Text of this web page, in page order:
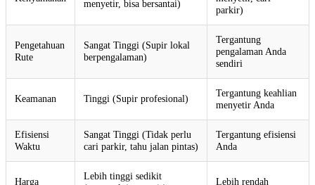
menyetir, bisa bersantai)
parkir)
Pengetahuan
Rute
Sangat Tinggi (Supir lokal
berpengalaman)
Tergantung
pengalaman Anda
sendiri
Keamanan Tinggi (Supir profesional)
Tergantung keahlian
menyetir Anda
Efisiensi
Waktu
Sangat Tinggi (Tidak perlu
cari parkir, tahu jalan pintas)
Tergantung efisiensi
Anda
Harga
Lebih tinggi sedikit
Lebih rendah